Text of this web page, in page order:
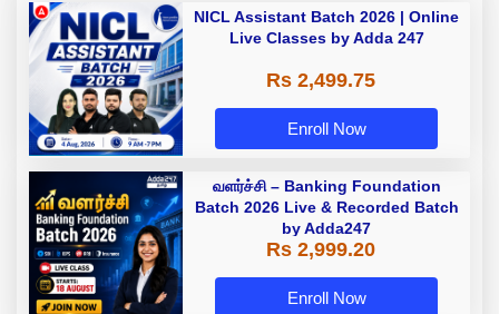
NICL Assistant Batch 2026 | Online
Live Classes by Adda 247
Rs 2,499.75
Enroll Now
வளர்ச்சி – Banking Foundation
Batch 2026 Live & Recorded Batch
by Adda247
Rs 2,999.20
Enroll Now